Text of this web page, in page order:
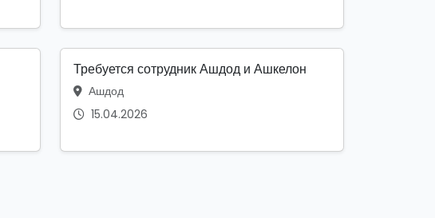
Требуется сотрудник Ашдод и Ашкелон
Ашдод
15.04.2026